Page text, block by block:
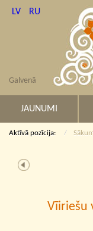
LV RU
Galvenā
JAUNUMI
Aktīvā pozīcija:
Vīiriešu